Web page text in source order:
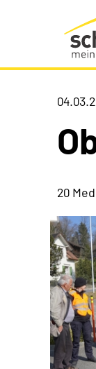
20